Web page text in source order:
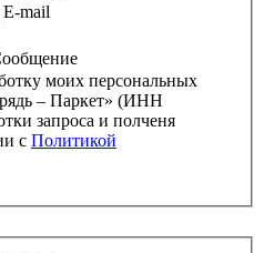
E-mail
моих персональных
– Паркет» (ИНН
с Политикой